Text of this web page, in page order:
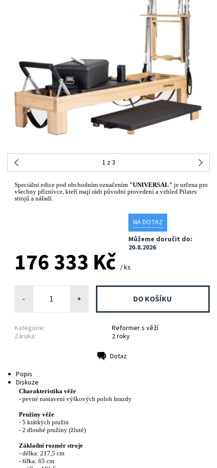
1 z 3
Speciální edice pod obchodním označením "UNIVERSAL" je určena pro
všechny příznivce, kteří mají rádi původní provedení a vzhled Pilates
strojů a nářadí.
NA DOTAZ
Můžeme doručit do:
20.8.2026
176 333 Kč / ks
- +
Kategorie:
Reformer s věží
Záruka:
2 roky
Dotaz
Popis
Diskuze
Charakteristika věže
- pevné nastavení výškových poloh hrazdy
Pružiny věže
- 5 krátkých pružin
- 2 dlouhé pružiny (žluté)
Základní rozměr stroje
- délka: 217,5 cm
- šířka: 65 cm